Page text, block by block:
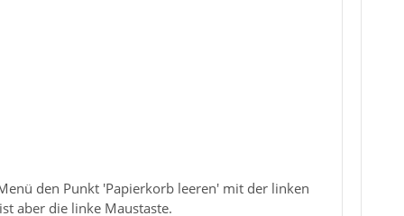
den Punkt 'Papierkorb leeren' mit der linken
aber die linke Maustaste.